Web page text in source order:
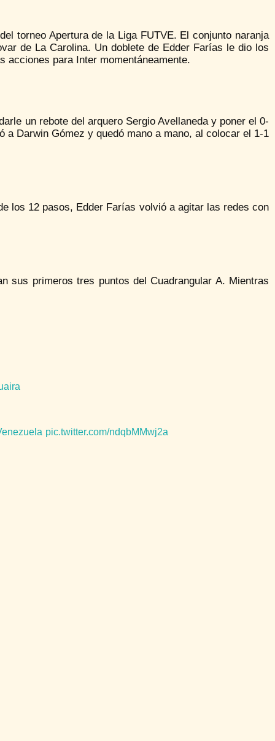
torneo Apertura de la Liga FUTVE. El conjunto naranja
de La Carolina. Un doblete de Edder Farías le dio los
acciones para Inter momentáneamente.
un rebote del arquero Sergio Avellaneda y poner el 0-
Darwin Gómez y quedó mano a mano, al colocar el 1-1
los 12 pasos, Edder Farías volvió a agitar las redes con
sus primeros tres puntos del Cuadrangular A. Mientras
pic.twitter.com/ndqbMMwj2a